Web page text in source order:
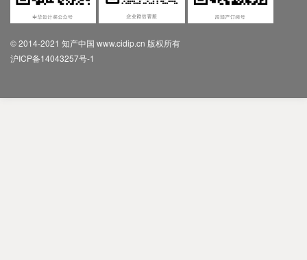
© 2014-2021 知产中国 www.cidip.cn 版权所有
沪ICP备14043257号-1